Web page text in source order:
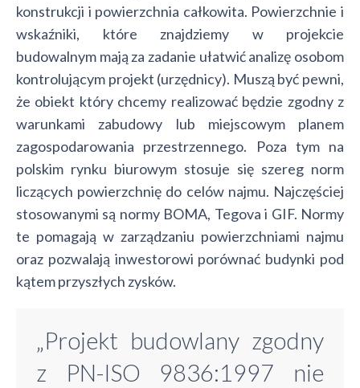
konstrukcji i powierzchnia całkowita. Powierzchnie i
wskaźniki, które znajdziemy w projekcie
budowalnym mają za zadanie ułatwić analizę osobom
kontrolującym projekt (urzędnicy). Muszą być pewni,
że obiekt który chcemy realizować będzie zgodny z
warunkami zabudowy lub miejscowym planem
zagospodarowania przestrzennego. Poza tym na
polskim rynku biurowym stosuje się szereg norm
liczących powierzchnię do celów najmu. Najczęściej
stosowanymi są normy BOMA, Tegova i GIF. Normy
te pomagają w zarządzaniu powierzchniami najmu
oraz pozwalają inwestorowi porównać budynki pod
kątem przyszłych zysków.
„Projekt budowlany zgodny
z PN-ISO 9836:1997 nie